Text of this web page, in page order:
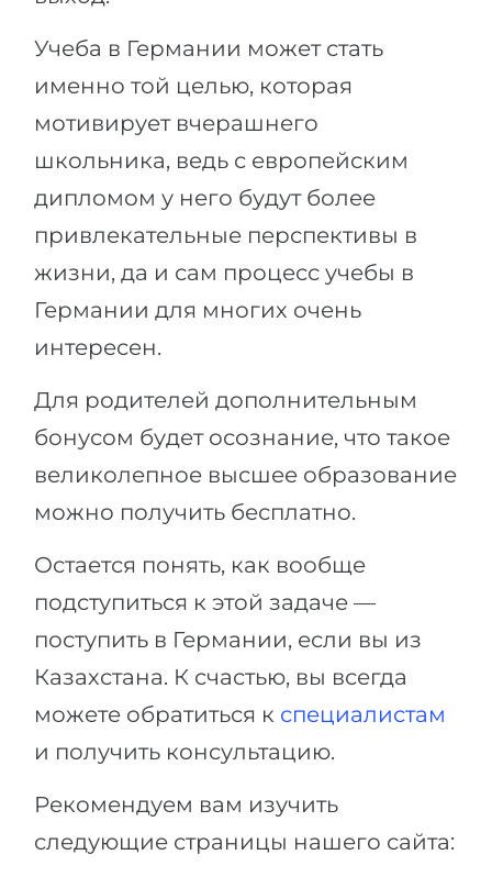
Учеба в Германии может стать
именно той целью, которая
мотивирует вчерашнего
школьника, ведь с европейским
дипломом у него будут более
привлекательные перспективы в
жизни, да и сам процесс учебы в
Германии для многих очень
интересен.
Для родителей дополнительным
бонусом будет осознание, что такое
великолепное высшее образование
можно получить бесплатно.
Остается понять, как вообще
подступиться к этой задаче —
поступить в Германии, если вы из
Казахстана. К счастью, вы всегда
можете обратиться к специалистам
и получить консультацию.
Рекомендуем вам изучить
следующие страницы нашего сайта: